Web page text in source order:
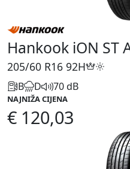
Hankook iON ST
205/60 R16 92H
B D 70 dB
NAJNIŽA CIJENA
€ 120,03